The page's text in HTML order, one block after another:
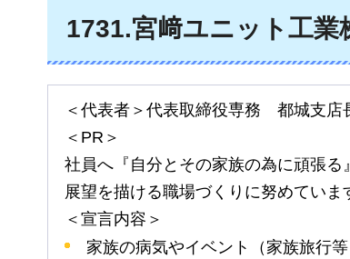
1731.宮﨑ユニット工業
＜代表者＞代表取締役専務 都城支店
＜PR＞
社員へ『自分とその家族の為に頑張
展望を描ける職場づくりに努めていま
＜宣言内容＞
家族の病気やイベント（家族旅行